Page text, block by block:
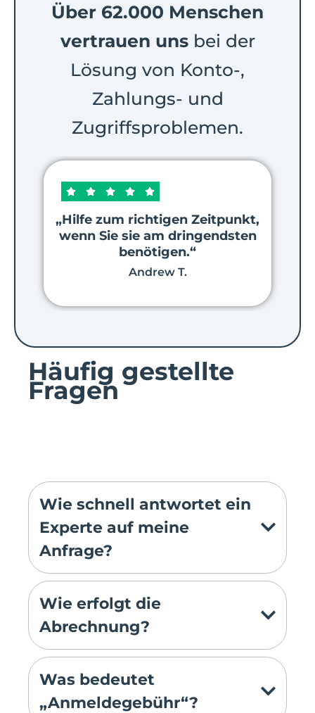
Über 62.000 Menschen
vertrauen unsbei der
Lösung von Konto-,
Zahlungs- und
Zugriffsproblemen.
„Hilfe zum richtigen Zeitpunkt,
wenn Sie sie am dringendsten
benötigen.“
Andrew T.
Häufig gestellte
Fragen
Wie schnell antwortet ein
Experte auf meine
Anfrage?
Wie erfolgt die
Abrechnung?
Was bedeutet
„Anmeldegebühr“?